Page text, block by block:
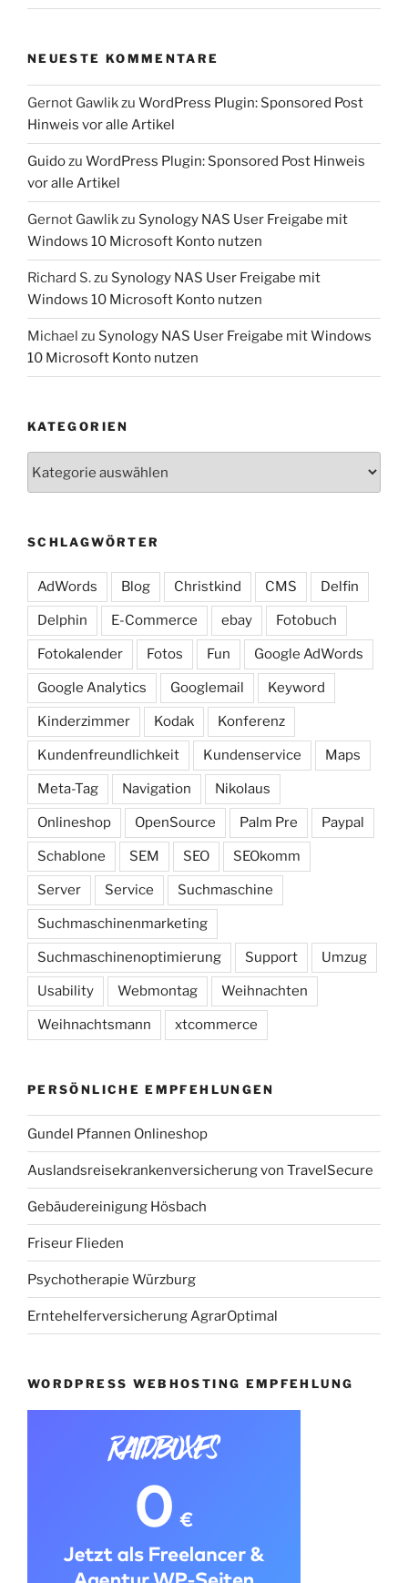
NEUESTE KOMMENTARE
Gernot Gawlikzu WordPress Plugin: Sponsored Post
Hinweis vor alle Artikel
Guidozu WordPress Plugin: Sponsored Post Hinweis
vor alle Artikel
Gernot Gawlikzu Synology NAS User Freigabe mit
Windows 10 Microsoft Konto nutzen
Richard S.zu Synology NAS User Freigabe mit
Windows 10 Microsoft Konto nutzen
Michael zu Synology NAS User Freigabe mit Windows
10 Microsoft Konto nutzen
KATEGORIEN
SCHLAGWÖRTER
AdWords Blog Christkind CMS Delfin
Delphin E-Commerce ebay Fotobuch
Fotokalender Fotos Fun Google AdWords
Google Analytics Googlemail Keyword
Kinderzimmer Kodak Konferenz
Kundenfreundlichkeit Kundenservice Maps
Meta-Tag Navigation Nikolaus
Onlineshop OpenSource Palm Pre Paypal
Schablone SEM SEO SEOkomm
Server Service Suchmaschine
Suchmaschinenmarketing
Suchmaschinenoptimierung Support Umzug
Usability Webmontag Weihnachten
Weihnachtsmann xtcommerce
PERSÖNLICHE EMPFEHLUNGEN
Gundel Pfannen Onlineshop
Auslandsreisekrankenversicherung von TravelSecure
Gebäudereinigung Hösbach
Friseur Flieden
Psychotherapie Würzburg
Erntehelferversicherung AgrarOptimal
WORDPRESS WEBHOSTING EMPFEHLUNG